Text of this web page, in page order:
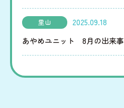
里山
2025.09.18
あやめユニット 8月の出来事